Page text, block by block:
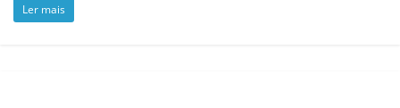
Ler mais